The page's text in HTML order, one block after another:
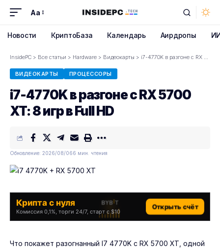
Font
Aa
Новости КриптоБаза Календарь Аирдропы
InsidePC > Все статьи > Hardware > Видеокарты > i7-4770K в разгоне с RX 5700 XT: 8 игр в Full HD
ВИДЕОКАРТЫ ПРОЦЕССОРЫ
i7-4770K в разгоне с RX 5700
XT: 8 игр в Full HD
Обновление: 2026/08/066 мин. чтения
Крипта с нуля
Комиссия 0,1%, торги 24/7, старт с $10
Открыть счёт
Что покажет разогнанный I7 4770K с RX 5700 XT, одной